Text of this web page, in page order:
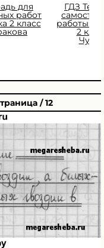
для
работ
2 класс
ГДЗ
работы
2
/ 12